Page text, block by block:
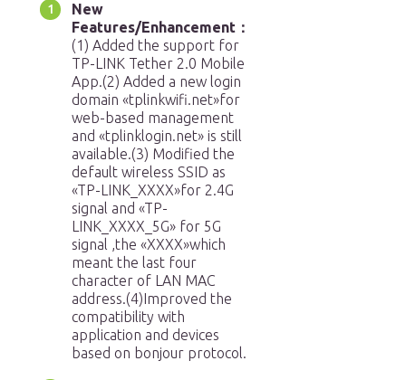
New
Features/Enhancement：
(1) Added the support for
TP-LINK Tether 2.0 Mobile
App.(2) Added a new login
domain «tplinkwifi.net»for
web-based management
and «tplinklogin.net» is still
available.(3) Modified the
default wireless SSID as
«TP-LINK_XXXX»for 2.4G
signal and «TP-
LINK_XXXX_5G» for 5G
signal ,the «XXXX»which
meant the last four
character of LAN MAC
address.(4)Improved the
compatibility with
application and devices
based on bonjour protocol.